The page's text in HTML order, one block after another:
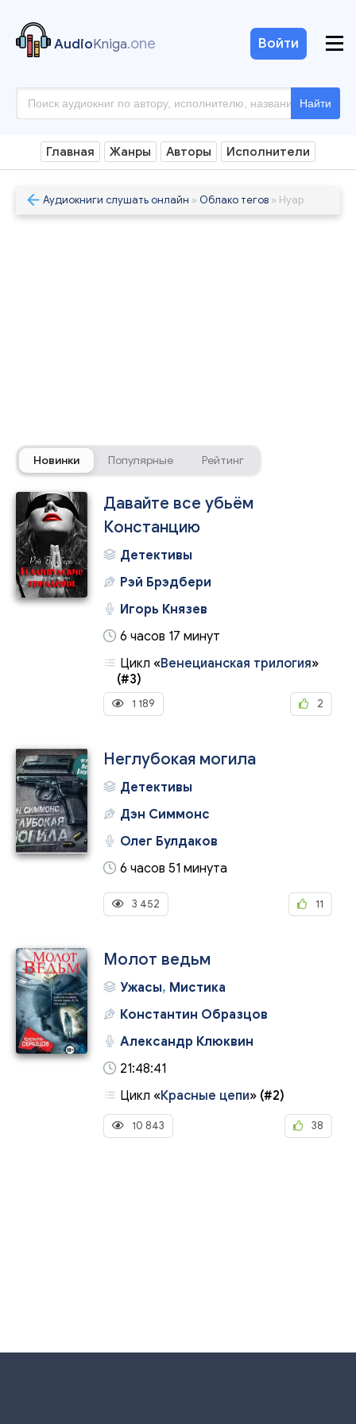
AudioKniga.one
Найти
Войти
Главная Жанры Авторы Исполнители
Аудиокниги слушать онлайн » Облако тегов » Нуар
Новинки Популярные Рейтинг
Давайте все убьём
Констанцию
Детективы
Рэй Брэдбери
Игорь Князев
6 часов 17 минут
Цикл «Венецианская трилогия»
(#3)
1 189 2
Неглубокая могила
Детективы
Дэн Симмонс
Олег Булдаков
6 часов 51 минута
3 452 11
Молот ведьм
Ужасы, Мистика
Константин Образцов
Александр Клюквин
21:48:41
Цикл «Красные цепи» (#2)
10 843 38